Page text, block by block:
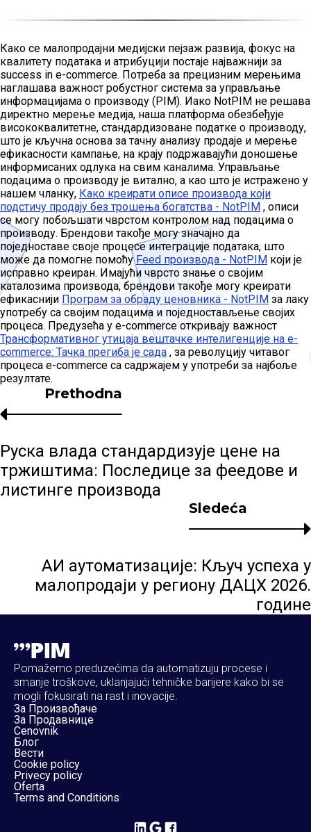
Како се малопродајни медијски пејзаж развија, фокус на
квалитету података и атрибуцији постаје најважнији за
success in e-commerce. Потреба за прецизним мерењима
наглашава важност робустног система за управљање
информацијама о производу (PIM). Иако NotPIM не решава
директно мерење медија, наша платформа обезбеђује
висококвалитетне, стандардизоване податке о производу,
што је кључна основа за тачну анализу продаје и мерење
ефикасности кампање, на крају подржавајући доношење
информисаних одлука на свим каналима. Управљање
подацима о производу је витално, а као што је истражено у
нашем чланку, Како креирати описе производа који
подстичу продају без трошења богатства - NotPIM , описи
се могу побољшати чврстом контролом над подацима о
производу. Брендови такође могу значајно да
поједноставе своје процесе интеграције података, што
може да помогне помоћу Feed производа - NotPIM који је
исправно креиран. Имајући чврсто знање о својим
каталозима производа, брендови такође могу креирати
ефикаснији Програм за обраду ценовника - NotPIM за лаку
употребу са својим подацима и поједностављење својих
процеса. Предузећа у e-commerce откривају важност
Трансформативног утицаја вештачке интелигенције на e-
commerce: Тачка прегиба је сада , за револуцију читавог
процеса e-commerce са садржајем у употреби за најбоље
резултате.
Sledeća
АИ аутоматизације: Кључ успеха у
малопродаји у региону ДАЦХ 2026.
године
Prethodna
Руска влада стандардизује цене на
тржиштима: Последице за феедове и
листинге производа
Pomažemo preduzećima da automatizuju procese i
smanje troškove, uklanjajući tehničke barijere kako bi se
mogli fokusirati na rast i inovacije.
За Произвођаче
За Продавнице
Cenovnik
Блог
Вести
Cookie policy
Privecy policy
Oferta
Terms and Conditions